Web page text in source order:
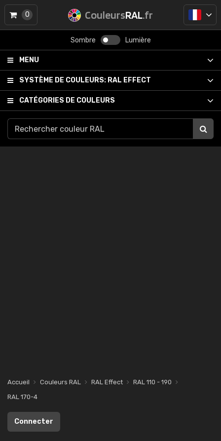
CouleursRAL.fr
Sombre Lumière
MENU
SYSTÈME DE COULEURS: RAL EFFECT
CATÉGORIES DE COULEURS
0
Accueil Couleurs RAL RAL Effect
RAL 110 - 190
RAL 170-4
Connecter